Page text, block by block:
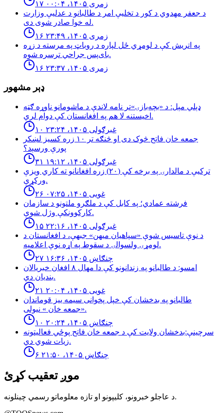
۱۷ زمری ۱۴۰۵، ۰۰:۰۴
د جعفر مهدوي د کور د تخلیې امر د طالبانو د عدلیې وزارت
له خوا صادر شوی دی.
۱۶ زمری ۱۴۰۵، ۲۳:۴۹
په اتریش کې د لومړي ځل لپاره د روباټ په مرسته د زړه
بای‌پس جراحي ترسره شوه.
۱۶ زمری ۱۴۰۵، ۲۳:۳۷
ډېر مشهور
ډېلي مېل: د «بچه‌بازۍ»تر نامه لاندې د ماشومانو ناوړه ګټه
اخیستنه لا هم په افغانستان کې دوام لري.
۱۰ غبرګولی ۱۴۰۵، ۲۳:۲۴
جمعه خان فاتح څوک دی او څنګه تر ۱۰ زره کسیز لښکر
پورې ورسېد؟
۳۱ غبرګولی ۱۴۰۵، ۱۹:۱۲
تركيې د مالدارۍ په برخه كې (٢٠) زره افغانانو ته كاري ويزې
وركړې.
۲۶ غویی ۱۴۰۵، ۰۷:۲۵
فرشته عمادي؛ په کابل کې د ملګرو ملتونو د سازمان
کارکوونکې وژل شوې.
۱۵ غبرګولی ۱۴۰۵، ۲۲:۱۶
د نوې تاسیس شوې «سپاهیان میهن» جبهې، د افغانستان د
لومړۍ ولسوالۍ د سقوط په اړه نوې اعلامیه.
۲۷ چنګاښ ۱۴۰۵، ۱۶:۳۶
امسو: د طالبانو په زندانونو كې دا مهال ٨ افغان خبريالان
بنديان دي.
۲۱ غویی ۱۴۰۵، ۲۰:۰۴
طالبانو په بدخشان كې خپل پخوانى سيمه ييز قوماندان
«جمعه خان » نيولى.
۱۰ چنګاښ ۱۴۰۵، ۲۰:۲۴
سرچینې:بدخشان ولایت کې د جمعه خان فاتح پوځي فعالیتونه
زیات شوي دي.
۶ چنګاښ ۱۴۰۵، ۲۱:۵۰
موږ تعقیب کړئ
د عاجلو خبرونو، کلیپونو او تازه معلوماتو رسمي چینلونه.